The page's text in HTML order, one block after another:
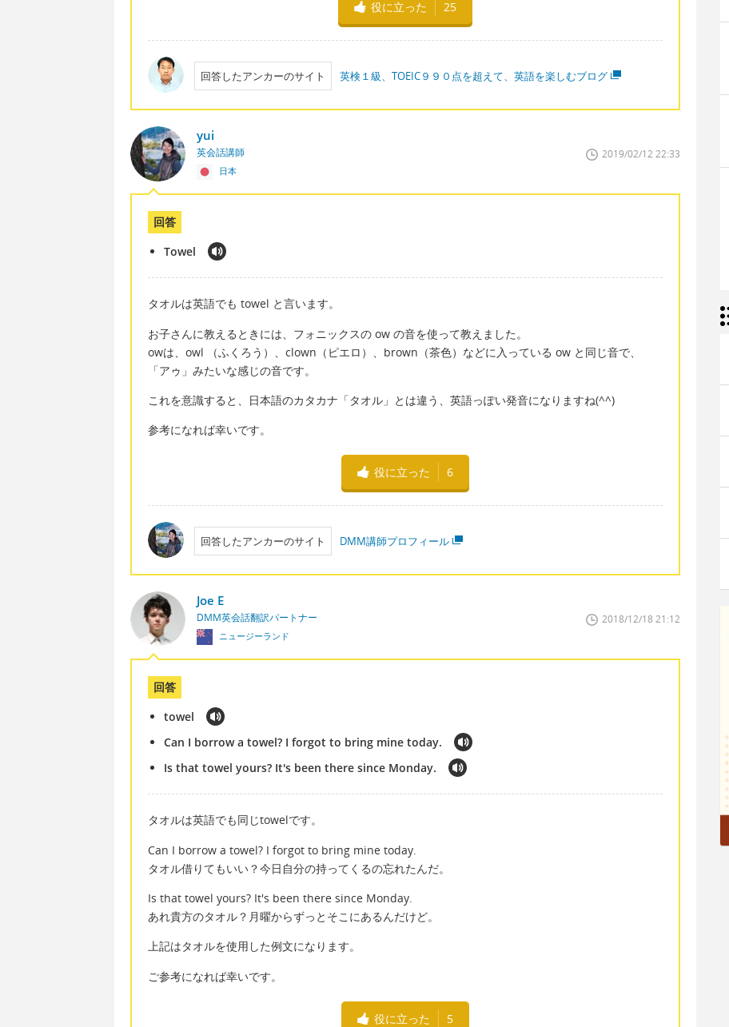
役に立った 25
回答したアンカーのサイト 英検１級、TOEIC９９０点を超えて、英語を楽しむブログ
yui
英会話講師
日本
2019/02/12 22:33
回答
Towel
タオルは英語でも towel と言います。
お子さんに教えるときには、フォニックスの ow の音を使って教えました。
owは、owl （ふくろう）、clown（ピエロ）、brown（茶色）などに入っている ow と同じ音で、
「アゥ」みたいな感じの音です。
これを意識すると、日本語のカタカナ「タオル」とは違う、英語っぽい発音になりますね(^^)
参考になれば幸いです。
役に立った 6
回答したアンカーのサイト DMM講師プロフィール
Joe E
DMM英会話翻訳パートナー
ニュージーランド
2018/12/18 21:12
回答
towel
Can I borrow a towel? I forgot to bring mine today.
Is that towel yours? It's been there since Monday.
タオルは英語でも同じtowelです。
Can I borrow a towel? I forgot to bring mine today.
タオル借りてもいい？今日自分の持ってくるの忘れたんだ。
Is that towel yours? It's been there since Monday.
あれ貴方のタオル？月曜からずっとそこにあるんだけど。
上記はタオルを使用した例文になります。
ご参考になれば幸いです。
役に立った 5